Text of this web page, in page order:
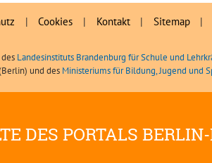
| Cookies | Kontakt | Sitemap |
Landesinstituts Brandenburg für Schule und
und des Ministeriums für Bildung, Jugend und
DES PORTALS